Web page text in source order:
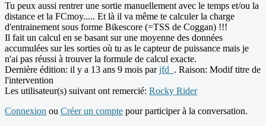
Tu peux aussi rentrer une sortie manuellement avec le temps et/ou la
distance et la FCmoy..... Et là il va même te calculer la charge
d'entrainement sous forme Bikescore (=TSS de Coggan) !!!
Il fait un calcul en se basant sur une moyenne des données
accumulées sur les sorties où tu as le capteur de puissance mais je
n'ai pas réussi à trouver la formule de calcul exacte.
Dernière édition: il y a 13 ans 9 mois parjfd_ . Raison: Modif titre de
l'intervention
Les utilisateur(s) suivant ont remercié: Rocky Rider
Connexion ou Créer un compte pour participer à la conversation.